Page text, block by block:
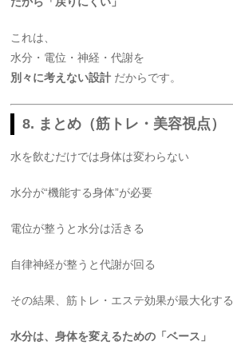
これは、
水分・電位・神経・代謝を
別々に考えない設計 だからです。
8. まとめ（筋トレ・美容視点）
水を飲むだけでは身体は変わらない
水分が“機能する身体”が必要
電位が整うと水分は活きる
自律神経が整うと代謝が回る
その結果、筋トレ・エステ効果が最大化する
水分は、身体を変えるための「ベース」